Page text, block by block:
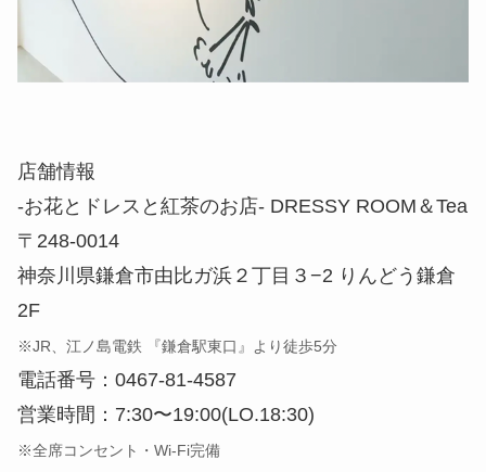
店舗情報
-お花とドレスと紅茶のお店- DRESSY ROOM＆Tea
〒248-0014
神奈川県鎌倉市由比ガ浜２丁目３−2 りんどう鎌倉
2F
※JR、江ノ島電鉄 『鎌倉駅東口』より徒歩5分
電話番号：0467-81-4587
営業時間：7:30〜19:00(LO.18:30)
※全席コンセント・Wi-Fi完備